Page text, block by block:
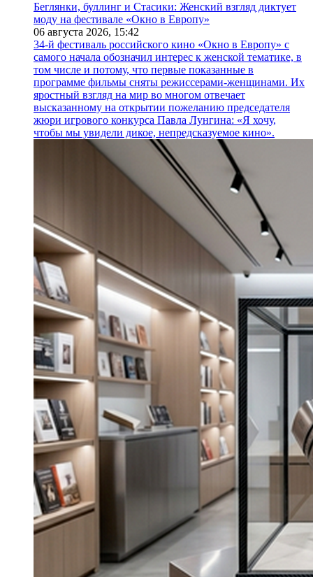
Беглянки, буллинг и Стасики: Женский взгляд диктует
моду на фестивале «Окно в Европу»
06 августа 2026, 15:42
34-й фестиваль российского кино «Окно в Европу» с
самого начала обозначил интерес к женской тематике, в
том числе и потому, что первые показанные в
программе фильмы сняты режиссерами-женщинами. Их
яростный взгляд на мир во многом отвечает
высказанному на открытии пожеланию председателя
жюри игрового конкурса Павла Лунгина: «Я хочу,
чтобы мы увидели дикое, непредсказуемое кино».